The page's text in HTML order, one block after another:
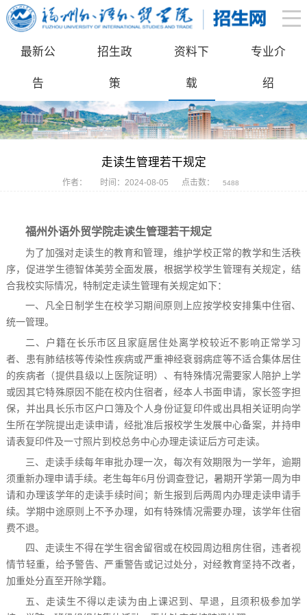
最新公
告
招生政
策
资料下
载
专业介
绍
走读生管理若干规定
作者： 时间：2024-08-05 点击数： 5488
福州外语外贸学院走读生管理若干规定
为了加强对走读生的教育和管理，维护学校正常的教学和生活秩
序，促进学生德智体美劳全面发展，根据学校学生管理有关规定，结
合我校实际情况，特制定走读生管理有关规定如下：
一、 凡全日制学生在校学习期间原则上应按学校安排集中住宿、
统一管理。
二、 户籍在长乐市区且家庭居住处离学校较近不影响正 常学习
者、患有肺结核等传染性疾病或严重神经衰弱病症等不适合集体居住
的疾病者 （提供县级以上医院证明 ） 、 有特殊情况需要家人陪护上学
或因其它特殊原因不能在校内住宿者，经本人书面申请，家长签字担
保，并出具长乐市 区户口簿及个人身份证复印件或出具相关证明向学
生所在学院提出走读申请，经批准后报校学生发展中心备案，并持申
请表复印件及一寸照片到校总务中心办理走读证后方可 走读。
三、 走读手续每年审批办理一次，每次有效期限为一学年，逾期
须重新办理申请手续。老生每年6月份调查登记，暑期开学第一周为申
请和办理该学年的走读手续时间 ； 新生报到后两周内办理走读申请手
续。学期中途原则上不予办理，如有特殊情况需要办理，该学年住宿
费不退。
四、走读生不得在学生宿舍留宿或在校园周边租房住宿，违者视
情节轻重，给予警告、严重警告或记过处分，对经教育坚持不改者，
加重处分直至开除学籍。
五 、 走读生不得以走读为由上课迟到、早退 ，且须积极参加学